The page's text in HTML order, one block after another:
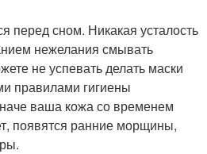
перед сном. Никакая усталость
нежелания смывать
не успевать делать маски
правилами гигиены
ваша кожа со временем
появятся ранние морщины,